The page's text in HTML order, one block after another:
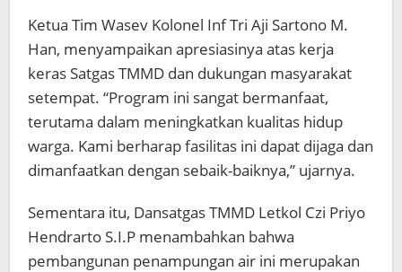
Ketua Tim Wasev Kolonel Inf Tri Aji Sartono M.
Han, menyampaikan apresiasinya atas kerja
keras Satgas TMMD dan dukungan masyarakat
setempat. “Program ini sangat bermanfaat,
terutama dalam meningkatkan kualitas hidup
warga. Kami berharap fasilitas ini dapat dijaga dan
dimanfaatkan dengan sebaik-baiknya,” ujarnya.
Sementara itu, Dansatgas TMMD Letkol Czi Priyo
Hendrarto S.I.P menambahkan bahwa
pembangunan penampungan air ini merupakan